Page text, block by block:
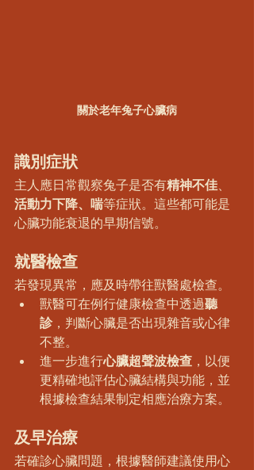
關於老年兔子心臟病
識別症狀
主人應日常觀察兔子是否有精神不佳、
活動力下降、喘等症狀。這些都可能是
心臟功能衰退的早期信號。
就醫檢查
若發現異常，應及時帶往獸醫處檢查。
獸醫可在例行健康檢查中透過聽
診，判斷心臟是否出現雜音或心律
不整。
進一步進行心臟超聲波檢查 ，以便
更精確地評估心臟結構與功能，並
根據檢查結果制定相應治療方案。
及早治療
若確診心臟問題，根據醫師建議使用心